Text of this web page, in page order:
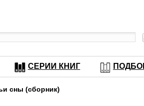
СЕРИИ КНИГ
сны (сборник)